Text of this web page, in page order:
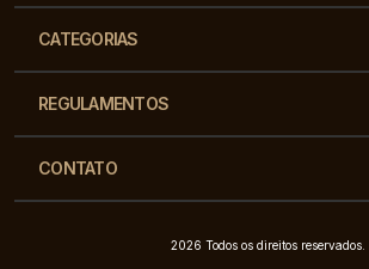
CATEGORIAS
REGULAMENTOS
CONTATO
2026 Todos os direitos reservados.